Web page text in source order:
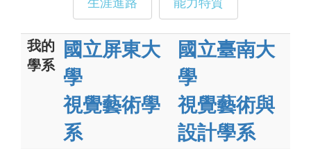
我的
學系
國立屏東大
學
視覺藝術學
系
國立臺南大
學
視覺藝術與
設計學系